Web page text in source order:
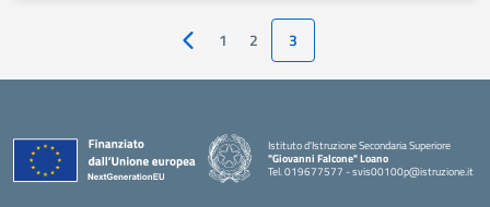
Pagina precedente
1 2 3
Istituto d'Istruzione Secondaria Superiore
"Giovanni Falcone" Loano
Tel. 019677577 - svis00100p@istruzione.it
— Visita la pagina iniziale della scuola